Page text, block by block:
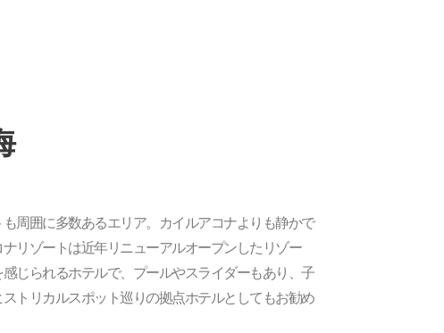
周囲に多数あるエリア。カイルアコナよりも静かで
リゾートは近年リニューアルオープンしたリゾー
じられるホテルで、プールやスライダーもあり、子
トリカルスポット巡りの拠点ホテルとしてもお勧め